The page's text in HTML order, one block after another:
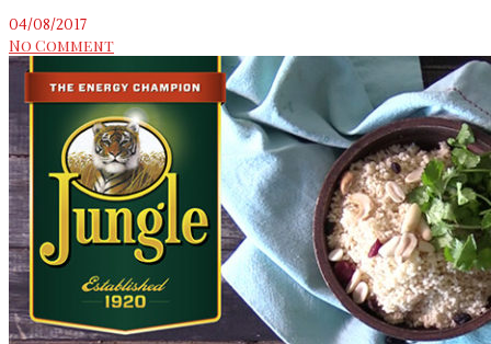
04/08/2017
No Comment